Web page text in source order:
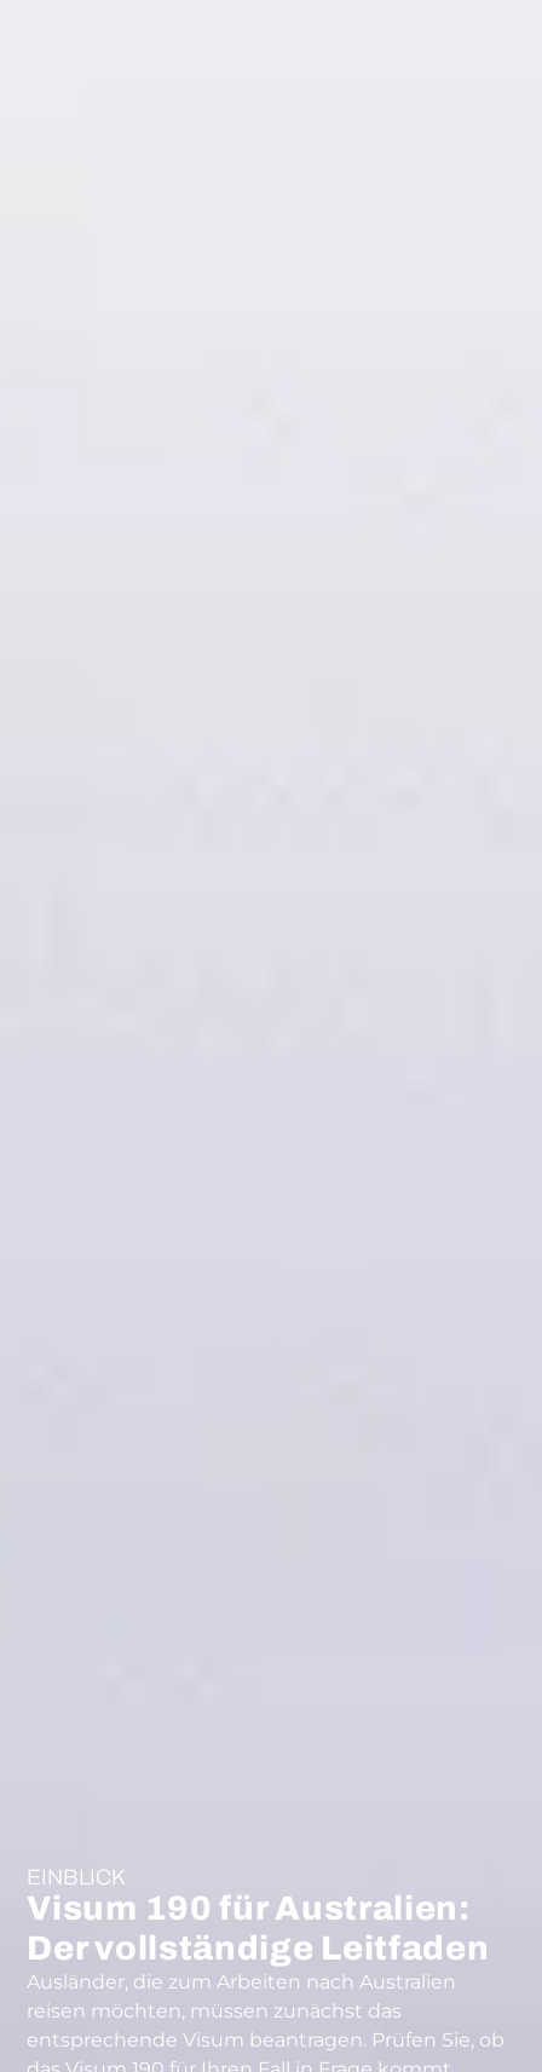
EINBLICK
Visum 190 für Australien:
Der vollständige Leitfaden
Ausländer, die zum Arbeiten nach Australien
reisen möchten, müssen zunächst das
entsprechende Visum beantragen. Prüfen Sie, ob